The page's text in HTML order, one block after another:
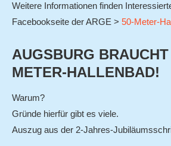
Wasserball
TERMINE
AKTUELLES
Archiv
KONTAKT
Weitere Informationen finden
Facebookseite der ARGE > 50-Meter-
AUGSBURG
METER-HALLENBAD!
Warum?
Gründe hierfür gibt es viele.
Auszug aus der 2-Jahres-